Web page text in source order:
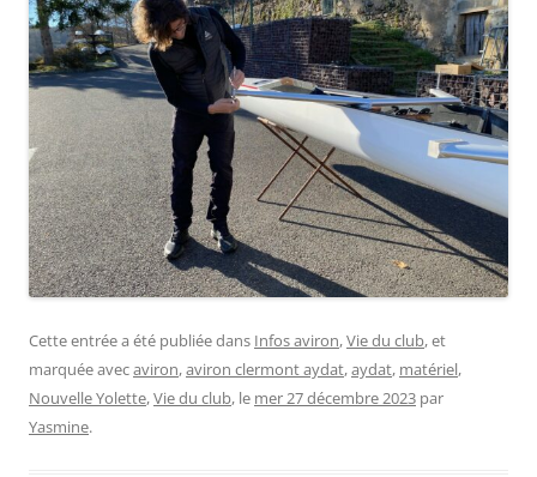
Cette entrée a été publiée dans Infos aviron,Vie du club, et
marquée avecaviron,aviron clermont aydat,aydat, matériel,
Nouvelle Yolette,Vie du club, le mer 27 décembre 2023 par
Yasmine.